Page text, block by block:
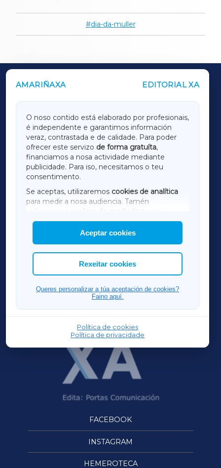
dia-da-muller
AMARIÑAXA EDITORIAL XA
O noso contido está elaborado por profesionais,
é independente e garantimos información
veraz, contrastada e de calidade. Para poder
ofrecer este servizo de forma gratuíta,
financiamos a nosa actividade mediante
publicidade. Para iso, necesitamos o teu
consentimento.
Se aceptas, utilizaremos cookies de analítica
para medir a nosa audiencia. Tamén
utilizaremos
cookies de marketing
mostrar publicidade de terceiros.
Así mesmo, podes personalizar a elección das
cookies que desexas permitir.
Aceptar cookies
Rexeitar cookies
Queres personalizar a túa aceptación de cookies?
Faino aquí.
Política de cookies
Política de privacidade
OUTROS PERIÓDICOS
LUGOXA
TERRACHAXA
AMARIÑAXA
RIBEIRASACRAXA
ACORUÑAXA
FERROLXA
OURENSEXA
FACEBOOK
INSTAGRAM
HEMEROTECA